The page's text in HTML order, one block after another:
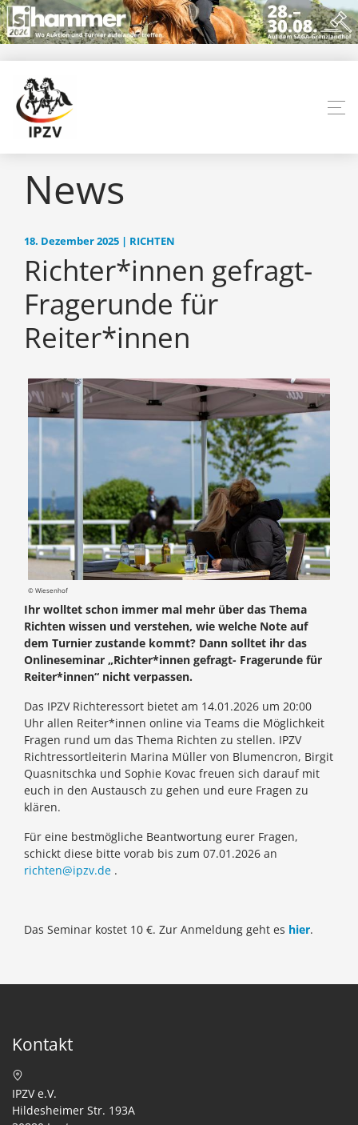
News
18. Dezember 2025 | RICHTEN
Richter*innen gefragt-
Fragerunde für
Reiter*innen
© Wiesenhof
Ihr wolltet schon immer mal mehr über das Thema
Richten wissen und verstehen, wie welche Note auf
dem Turnier zustande kommt? Dann solltet ihr das
Onlineseminar „Richter*innen gefragt- Fragerunde für
Reiter*innen“ nicht verpassen.
Das IPZV Richteressort bietet am 14.01.2026 um 20:00
Uhr allen Reiter*innen online via Teams die Möglichkeit
Fragen rund um das Thema Richten zu stellen. IPZV
Richtressortleiterin Marina Müller von Blumencron, Birgit
Quasnitschka und Sophie Kovac freuen sich darauf mit
euch in den Austausch zu gehen und eure Fragen zu
klären.
Für eine bestmögliche Beantwortung eurer Fragen,
schickt diese bitte vorab bis zum 07.01.2026 an
richten@ipzv.de .
Das Seminar kostet 10 €. Zur Anmeldung geht es hier.
Kontakt
IPZV e.V.
Hildesheimer Str. 193A